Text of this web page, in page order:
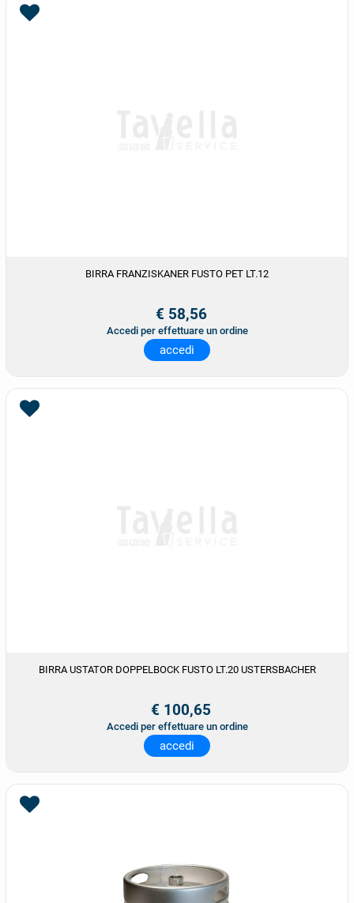
BIRRA FRANZISKANER FUSTO PET LT.12
€ 58,56
Accedi per effettuare un ordine
accedi
BIRRA USTATOR DOPPELBOCK FUSTO LT.20 USTERSBACHER
€ 100,65
Accedi per effettuare un ordine
accedi